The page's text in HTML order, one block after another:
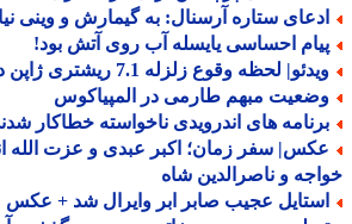
ستاره آرسنال: به گیمارش و وینی نیاز
احساسی یایسله آب روی آتش بود!
لحظه وقوع زلزله 7.1 ریشتری ژاپن در اتاق عمل جراحی
مبهم طارمی در المپیاکوس
های اندرویدی ناخواسته خطاکار شدند
سفر زمان؛ اکبر عبدی و عزت الله
و ناصرالدین شاه
عجیب صابر ابر وایرال شد + عکس